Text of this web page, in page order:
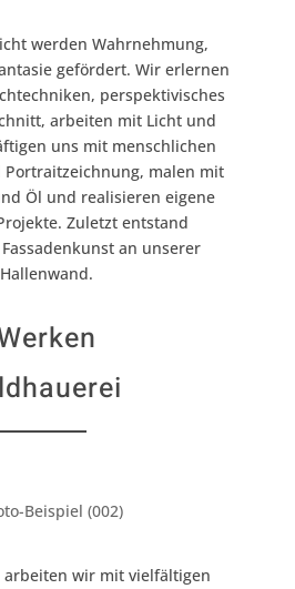
werden Wahrnehmung,
gefördert. Wir erlernen
perspektivisches
arbeiten mit Licht und
uns mit menschlichen
malen mit
Öl und realisieren eigene
Zuletzt entstand
an unserer
Hallenwand.
arbeiten wir mit vielfältigen